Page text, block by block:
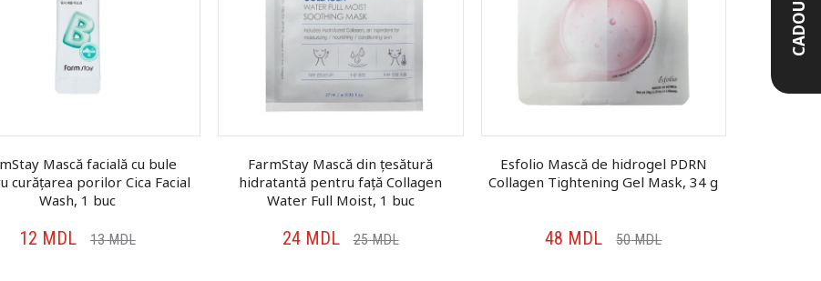
Mască facială cu bule
curățarea porilor Cica Facial
Wash, 1 buc
12 MDL 13MDL
FarmStay Mască din țesătură
hidratantă pentru față Collagen
Water Full Moist, 1 buc
24MDL 25MDL
Esfolio Mască de hidrogel PDRN
Collagen Tightening Gel Mask, 34 g
48 MDL 50MDL
CADOU